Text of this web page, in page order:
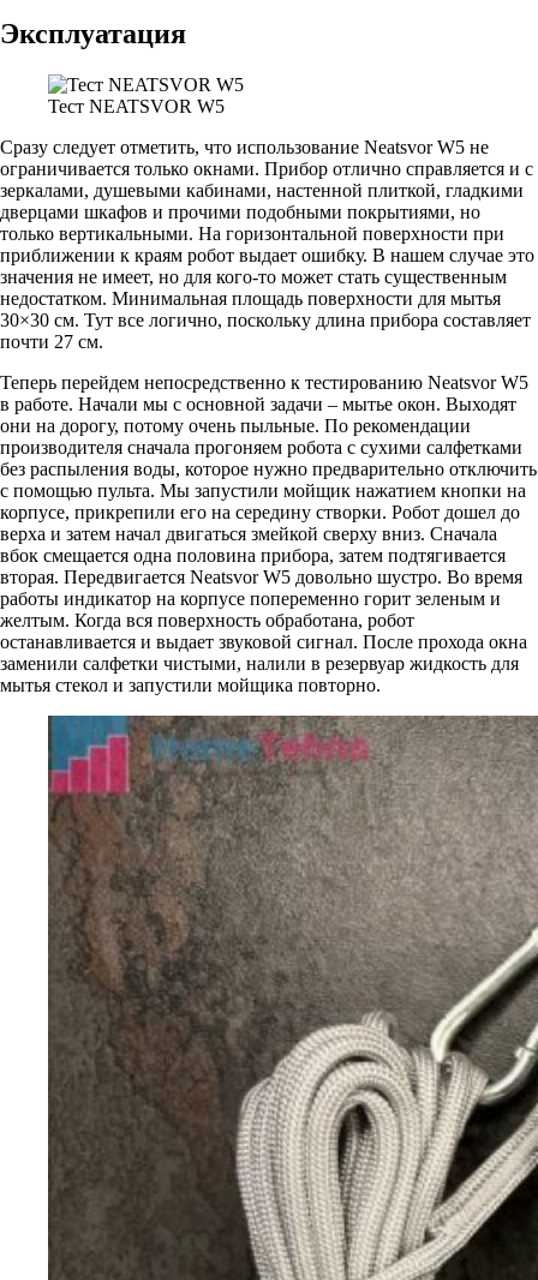
Эксплуатация
Тест NEATSVOR W5
Сразу следует отметить, что использование Neatsvor W5 не
ограничивается только окнами. Прибор отлично справляется и с
зеркалами, душевыми кабинами, настенной плиткой, гладкими
дверцами шкафов и прочими подобными покрытиями, но
только вертикальными. На горизонтальной поверхности при
приближении к краям робот выдает ошибку. В нашем случае это
значения не имеет, но для кого-то может стать существенным
недостатком. Минимальная площадь поверхности для мытья
30×30 см. Тут все логично, поскольку длина прибора составляет
почти 27 см.
Теперь перейдем непосредственно к тестированию Neatsvor W5
в работе. Начали мы с основной задачи – мытье окон. Выходят
они на дорогу, потому очень пыльные. По рекомендации
производителя сначала прогоняем робота с сухими салфетками
без распыления воды, которое нужно предварительно отключить
с помощью пульта. Мы запустили мойщик нажатием кнопки на
корпусе, прикрепили его на середину створки. Робот дошел до
верха и затем начал двигаться змейкой сверху вниз. Сначала
вбок смещается одна половина прибора, затем подтягивается
вторая. Передвигается Neatsvor W5 довольно шустро. Во время
работы индикатор на корпусе попеременно горит зеленым и
желтым. Когда вся поверхность обработана, робот
останавливается и выдает звуковой сигнал. После прохода окна
заменили салфетки чистыми, налили в резервуар жидкость для
мытья стекол и запустили мойщика повторно.